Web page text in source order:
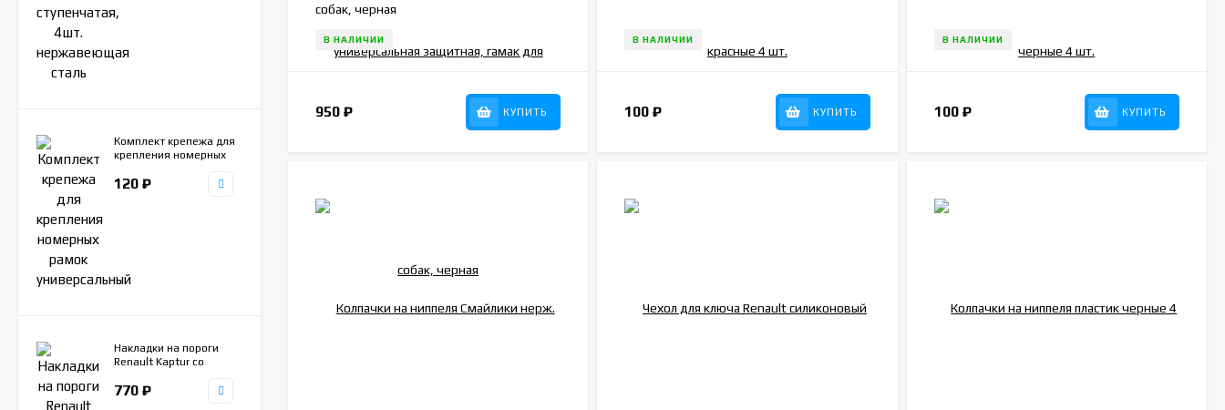
собак, черная
В НАЛИЧИИ
950 ₽ КУПИТЬ
В НАЛИЧИИ
100₽ КУПИТЬ
В НАЛИЧИИ
100 ₽ КУПИТЬ
Комплект крепежа для
крепления номерных
120 ₽
Накладки на пороги
Renault Kaptur со
нержавеющая сталь
770 ₽